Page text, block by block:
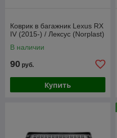
Коврик в багажник Lexus RX
IV (2015-) / Лексус (Norplast)
В наличии
90 руб.
Купить